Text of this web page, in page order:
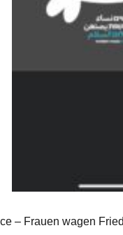
– Frauen wagen